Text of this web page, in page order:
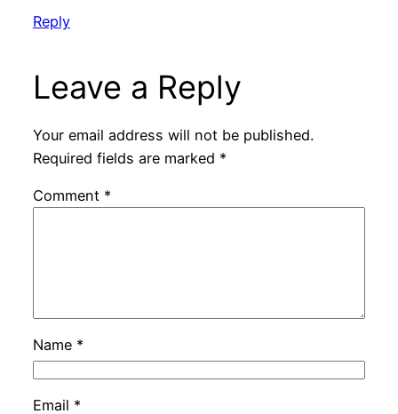
Reply
Leave a Reply
Your email address will not be published.
Required fields are marked *
Comment *
Name *
Email *